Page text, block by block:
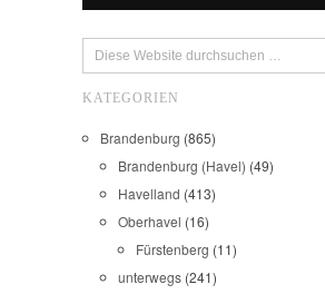
KATEGORIEN
Brandenburg (865)
Brandenburg (Havel) (49)
Havelland (413)
Oberhavel (16)
Fürstenberg (11)
unterwegs (241)